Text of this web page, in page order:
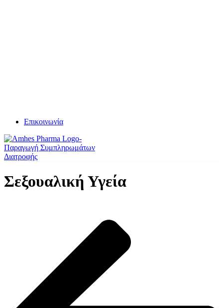
Επικοινωνία
Σεξουαλική Υγεία